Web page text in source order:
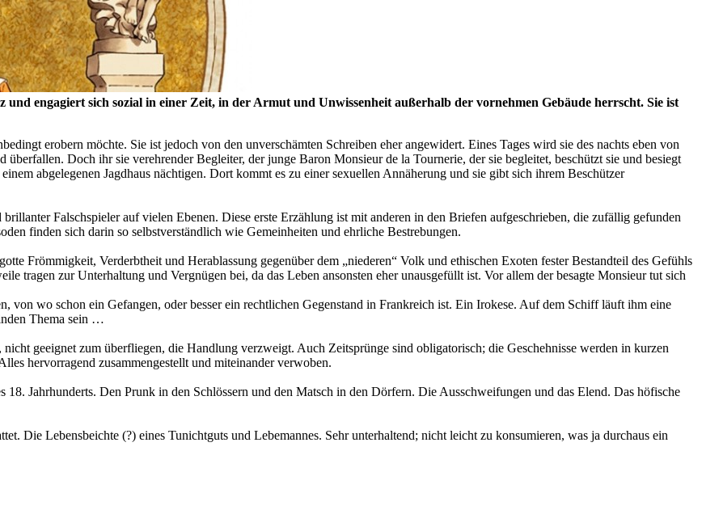
engagiert sich sozial in einer Zeit, in der Armut und Unwissenheit außerhalb der vornehmen Gebäude herrscht. Sie ist
erobern möchte. Sie ist jedoch von den unverschämten Schreiben eher angewidert. Eines Tages wird sie des nachts eben von
Doch ihr sie verehrender Begleiter, der junge Baron Monsieur de la Tournerie, der sie begleitet, beschützt sie und besiegt
abgelegenen Jagdhaus nächtigen. Dort kommt es zu einer sexuellen Annäherung und sie gibt sich ihrem Beschützer
Falschspieler auf vielen Ebenen. Diese erste Erzählung ist mit anderen in den Briefen aufgeschrieben, die zufällig gefunden
finden sich darin so selbstverständlich wie Gemeinheiten und ehrliche Bestrebungen.
Frömmigkeit, Verderbtheit und Herablassung gegenüber dem „niederen“ Volk und ethischen Exoten fester Bestandteil des Gefühls
tragen zur Unterhaltung und Vergnügen bei, da das Leben ansonsten eher unausgefüllt ist. Vor allem der besagte Monsieur tut sich
von wo schon ein Gefangen, oder besser ein rechtlichen Gegenstand in Frankreich ist. Ein Irokese. Auf dem Schiff läuft ihm eine
Thema sein …
geeignet zum überfliegen, die Handlung verzweigt. Auch Zeitsprünge sind obligatorisch; die Geschehnisse werden in kurzen
hervorragend zusammengestellt und miteinander verwoben.
Jahrhunderts. Den Prunk in den Schlössern und den Matsch in den Dörfern. Die Ausschweifungen und das Elend. Das höfische
Die Lebensbeichte (?) eines Tunichtguts und Lebemannes. Sehr unterhaltend; nicht leicht zu konsumieren, was ja durchaus ein